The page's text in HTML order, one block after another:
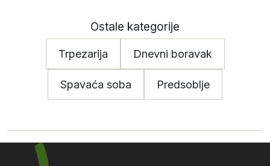
Ostale kategorije
Trpezarija Dnevni boravak
Spavaća soba Predsoblje